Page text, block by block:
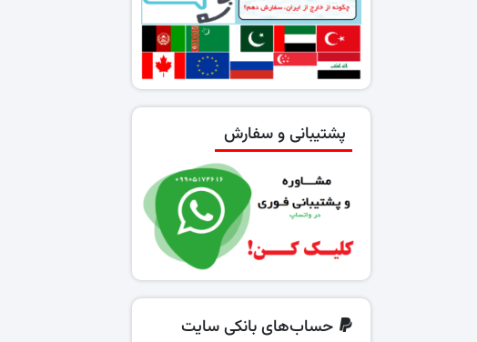
پشتیبانی و سفارش
حساب‌های بانکی سایت